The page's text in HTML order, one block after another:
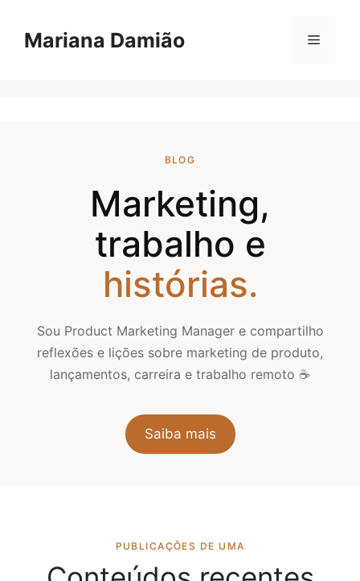
paraMariana Damião Menu
BLOG
Marketing,
trabalho e
histórias.
Sou Product Marketing Manager e compartilho
reflexões e lições sobre marketing de produto,
lançamentos, carreira e trabalho remoto ☕️
Saiba mais
PUBLICAÇÕES DE UMA